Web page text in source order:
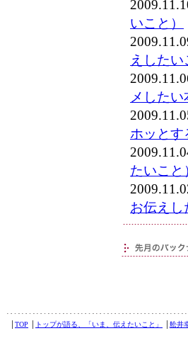
いこと）
えしたい
メしたい
ホッと
たいこと
お伝えし
TOP トップが語る、「いま、伝えたいこと」 舩井